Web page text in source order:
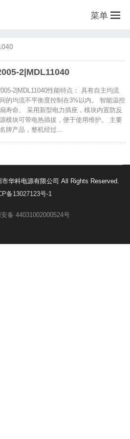
菜单
2|MDL11040
2|MDL11040性能特点： 具有自主均流
的均流不平衡度控制在3%以内。 智能温控
寿命。 采用新型电力插座，模块内置防反
模块可带电热插拔，便于使用维护。 主要
牌产品，整机经过...
华科电源有限公司 All Rights Reserved.
备13027123号-1
备 44031002000524号